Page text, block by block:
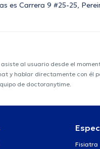
es Carrera 9 #25-25,
al usuario desde el
y hablar directamente con él
de doctoranytime.
Fisiatra